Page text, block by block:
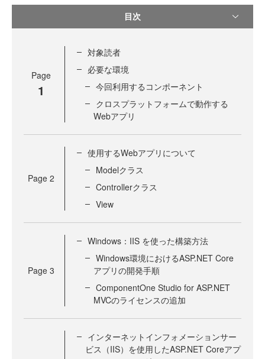
目次
Page
1
対象読者
必要な環境
今回利用するコンポーネント
クロスプラットフォームで動作する
Webアプリ
Page 2
使用するWebアプリについて
Modelクラス
Controllerクラス
View
Page 3
Windows：IIS を使った構築方法
Windows環境におけるASP.NET Core
アプリの開発手順
ComponentOne Studio for ASP.NET
MVCのライセンスの追加
インターネットインフォメーションサー
ビス（IIS）を使用したASP.NET Coreアプ